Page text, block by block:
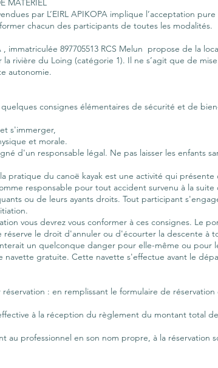
MATERIEL
par L’EIRL APIKOPA implique l’acceptation
chacun des participants de toutes les modalités.
, immatriculée 897705513 RCS Melun propose de la
la rivière du Loing (catégorie 1). Il ne s’agit que de
autonomie.
consignes élémentaires de sécurité et de
s'immerger,
et morale.
d'un responsable légal. Ne pas laisser les enfants
pratique du canoë kayak est une activité qui
responsable pour tout accident survenu à la
ou de leurs ayants droits. Tout participant
vous devrez vous conformer à ces consignes. Le
le droit d'annuler ou d'écourter la descente à
un quelconque danger pour elle-même ou pour
navette gratuite. Cette navette s'effectue avant le
réservation : en remplissant le formulaire de
à la réception du règlement du montant total
au professionnel en son nom propre, à la réservation